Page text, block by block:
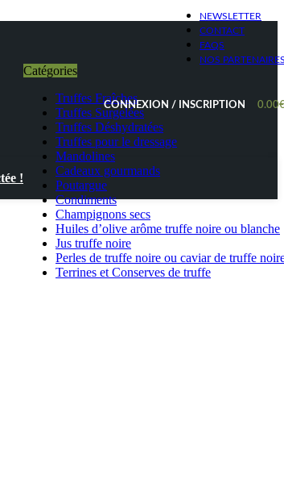
NEWSLETTER
CONTACT
FAQS
NOS
CONNEXION / INSCRIPTION 0.00
!
Catégories
Truffes Fraîches
Truffes Surgelées
Truffes Déshydratées
Truffes pour le dressage
Mandolines
Cadeaux gourmands
Poutargue
Condiments
Champignons secs
Huiles d’olive arôme truffe noire ou blanche
Jus truffe noire
Perles de truffe noire ou caviar de truffe
Terrines et Conserves de truffe